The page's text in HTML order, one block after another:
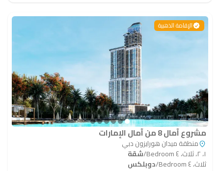
الإقامة الذهبية
مشروع آمال 8 من آمال الإمارات
منطقة ميدان هورايزون دبي
١، ٢، ثلاث، ٤ Bedroom
/شقة
ثلاث، ٤ Bedroom
/دوبلكس